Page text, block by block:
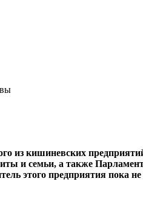
из кишиневских
и се­мьи, а также
этого предприятия пока